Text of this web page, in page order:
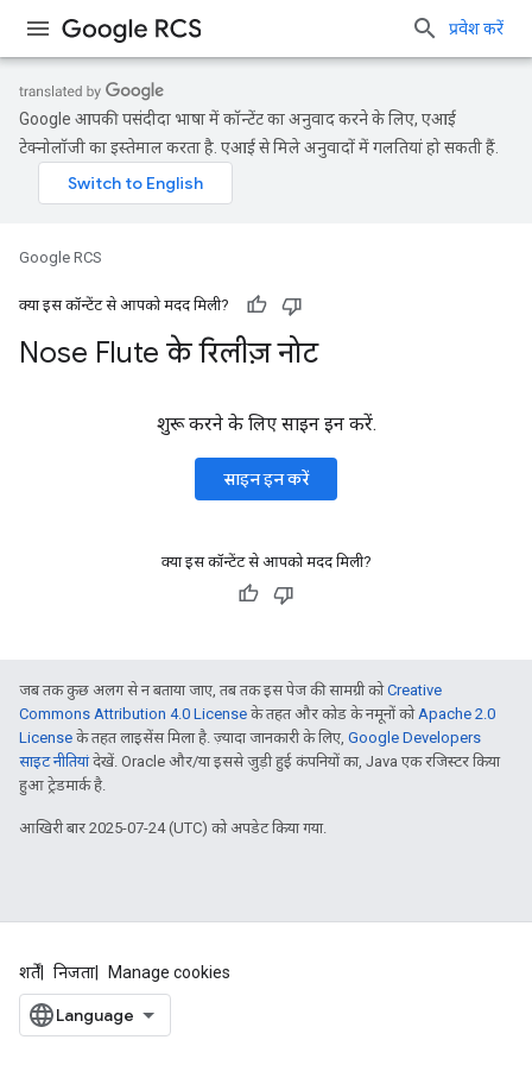
प्रवेश करें
Google आपकी पसंदीदा भाषा में कॉन्टेंट का अनुवाद करने के लिए, एआई
टेक्नोलॉजी का इस्तेमाल करता है. एआई से मिले अनुवादों में गलतियां हो सकती हैं.
Google RCS
क्या इस कॉन्टेंट से आपको मदद मिली?
Nose Flute के रिलीज़ नोट
शुरू करने के लिए साइन इन करें.
साइन इन करें
क्या इस कॉन्टेंट से आपको मदद मिली?
जब तक कुछ अलग से न बताया जाए, तब तक इस पेज की सामग्री कोCreative
Commons Attribution 4.0 License के तहत और कोड के नमूनों कोApache 2.0
License के तहत लाइसेंस मिला है. ज़्यादा जानकारी के लिए, Google Developers
साइट नीतियांदेखें. Oracle और/या इससे जुड़ी हुई कंपनियों का, Java एक रजिस्टर किया
हुआ ट्रेडमार्क है.
आखिरी बार 2025-07-24 (UTC) को अपडेट किया गया.
शर्तें निजता Manage cookies